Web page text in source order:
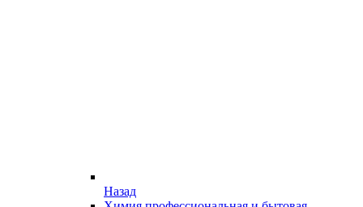
Назад